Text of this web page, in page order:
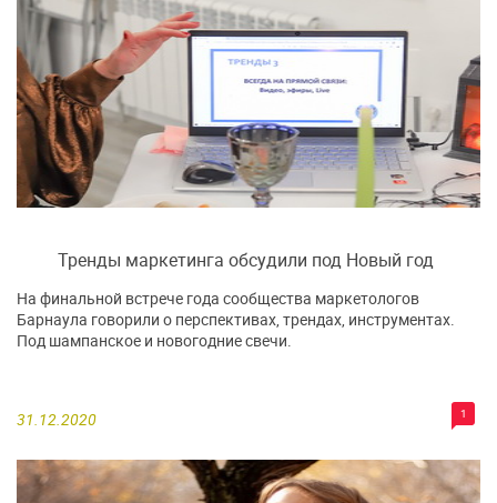
Тренды маркетинга обсудили под Новый год
31.12.2020 1
На финальной встрече года сообщества маркетологов
Барнаула говорили о перспективах, трендах, инструментах.
Под шампанское и новогодние свечи.